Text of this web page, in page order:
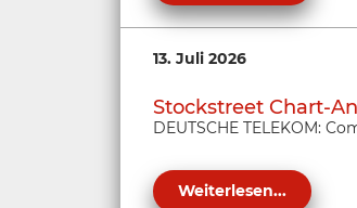
13. Juli 2026
Stockstreet Chart-
DEUTSCHE TELEKOM:
Weiterlesen...